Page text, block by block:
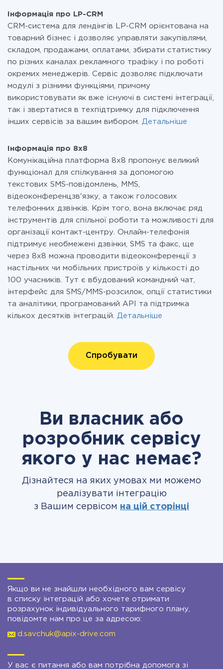
при необхідності. Детальніше про
Інформація про LP-CRM
CRM-система для лендінгів LP-CRM орієнтована на
товарний бізнес і дозволяє управляти закупівлями,
складом, продажами, оплатами, збирати статистику
по різних каналах рекламного трафіку і по роботі
окремих менеджерів. Сервіс дозволяє підключати
модулі з різними функціями, причому
використовувати як вже існуючі в системі інтеграції,
так і звертатися в техпідтримку для підключення
інших сервісів за вашим вибором. Детальніше
Інформація про 8x8
Комунікаційна платформа 8х8 пропонує великий
функціонал для спілкування за допомогою
текстових SMS-повідомлень, MMS,
відеоконференцзв'язку, а також голосових
телефонних дзвінків. Крім того, вона включає ряд
інструментів для спільної роботи та можливості для
організації контакт-центру. Онлайн-телефонія
підтримує необмежені дзвінки, SMS та факс, ще
через 8х8 можна проводити відеоконференції з
настільних чи мобільних пристроїв у кількості до
100 учасників. Тут є вбудований командний чат,
інтерфейс для SMS/MMS-розсилок, опції статистики
та аналітики, програмований API та підтримка
кількох десятків інтеграцій. Детальніше
Спробувати
Ви власник або
розробник сервісу
якого у нас немає?
Дізнайтеся на яких умовах ми можемо
реалізувати інтеграцію
з Вашим сервісом на цій сторінці
Якщо ви не знайшли необхідного вам сервісу
в списку інтеграцій або хочете отримати
розрахунок індивідуального тарифного плану,
повідомте нам про це за адресою:
d.savchuk@apix-drive.com
У вас є питання або вам потрібна допомога зі